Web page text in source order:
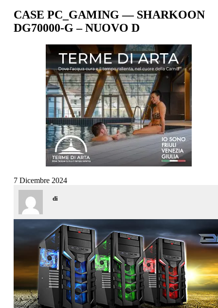
CASE PC_GAMING — SHARKOON
DG70000-G – NUOVO D
7 Dicembre 2024
di